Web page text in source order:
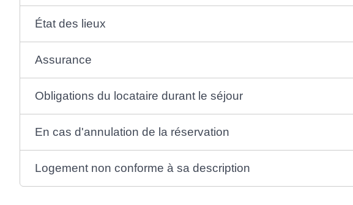
État des lieux
Assurance
Obligations du locataire durant le séjour
En cas d'annulation de la réservation
Logement non conforme à sa description